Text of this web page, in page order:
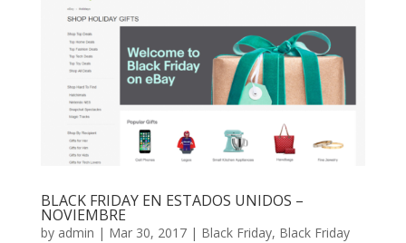
BLACK FRIDAY EN ESTADOS UNIDOS –
NOVIEMBRE
by admin | Mar 30, 2017| Black Friday, Black Friday